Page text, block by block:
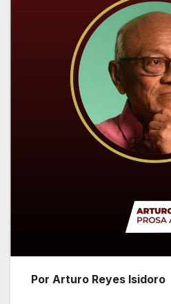
Por Arturo Reyes Isidoro